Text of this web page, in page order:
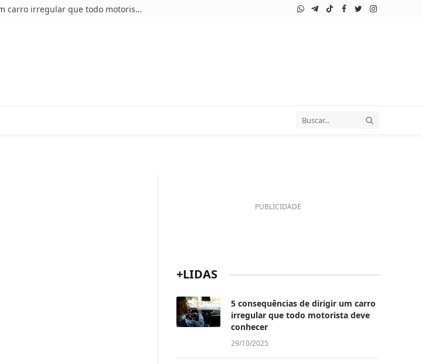
5 consequências de dirigir um carro irregular que todo motorista deve conhecer WhatsApp
Telegram
TikTokFacebook
TwitterInstagram
PUBLICIDADE
+LIDAS
5 consequências de dirigir um carro
irregular que todo motorista deve
conhecer
29/10/2025